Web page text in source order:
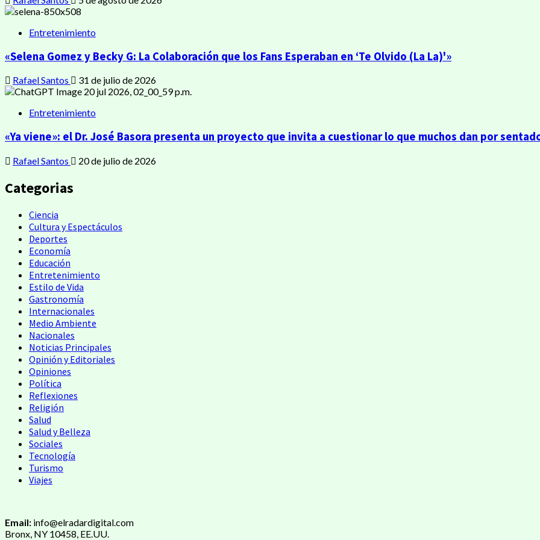
Entretenimiento
«Selena Gomez y Becky G: La Colaboración que los Fans Esperaban en ‘Te Olvido (La La)'»
Rafael Santos 31 de julio de 2026
Entretenimiento
«Ya viene»: el Dr. José Basora presenta un proyecto que invita a cuestionar lo que muchos dan por
Rafael Santos 20 de julio de 2026
Categorias
Ciencia
Cultura y Espectáculos
Deportes
Economía
Educación
Entretenimiento
Estilo de Vida
Gastronomía
Internacionales
Medio Ambiente
Nacionales
Noticias Principales
Opinión y Editoriales
Opiniones
Política
Reflexiones
Religión
Salud
Salud y Belleza
Sociales
Tecnología
Turismo
Viajes
Email: info@elradardigital.com
Bronx, NY 10458, EE.UU.